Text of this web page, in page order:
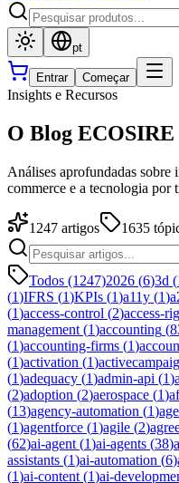
pt
Entrar Começar
Insights e Recursos
O Blog ECOSIRE
Análises aprofundadas sobre
commerce e a tecnologia por
1247 artigos 1635
Todos (1247)2026 (6)3d (
(1)IFRS (1)KPIs (1)a11y (1)
(1)access-control (2)access-
management (1)accounting (
(1)accounting-firms (1)
(1)activation (1)
(1)adequacy (1)admin-api (1)
(2)adoption (2)aerospace (1)
(13)agency-automation (1)
(1)agentforce (1)agile (2)
(62)ai-agent (1)ai-agents (38)
assistants (1)ai-automation (6)
(1)ai-content (1)ai-